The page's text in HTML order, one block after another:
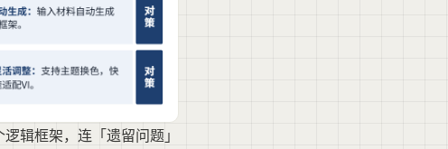
辑框架，连「遗留问题」